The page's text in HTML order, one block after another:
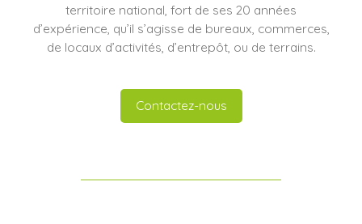
territoire national, fort de ses 20 années
d’expérience, qu’il s’agisse de bureaux, commerces,
de locaux d’activités, d’entrepôt, ou de terrains.
Contactez-nous